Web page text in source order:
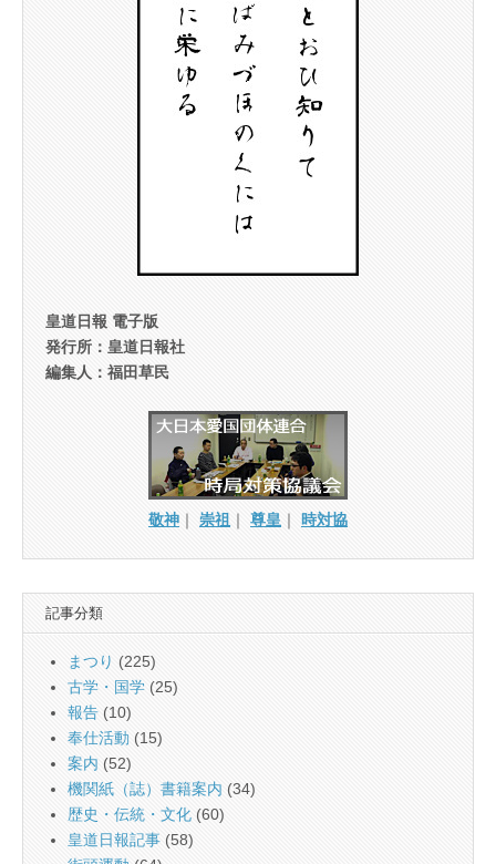
皇道日報 電子版
発行所：皇道日報社
編集人：福田草民
敬神 ｜ 崇祖 ｜ 尊皇 ｜ 時対協
記事分類
まつり (225)
古学・国学 (25)
報告 (10)
奉仕活動 (15)
案内 (52)
機関紙（誌）書籍案内 (34)
歴史・伝統・文化 (60)
皇道日報記事 (58)